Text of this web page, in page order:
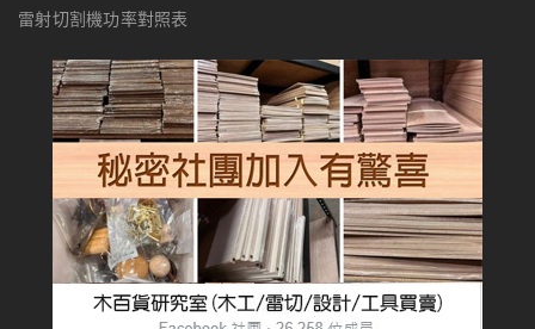
雷射切割機功率對照表